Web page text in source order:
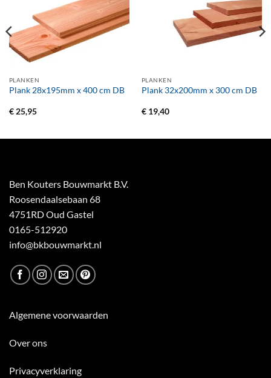
PLANKEN
Plank 28x195mm x 400 cm DB
€25,95
PLANKEN
Plank 32x200mm x 300 cm DB
€19,40
Ben Kouters Bouwmarkt B.V.
Roosendaalsebaan 68
4751RD Oud Gastel
0165-512920
info@bkbouwmarkt.nl
Algemene voorwaarden
Over ons
Privacyverklaring